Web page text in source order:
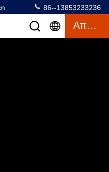
86--13853233236
Απόσπασμα